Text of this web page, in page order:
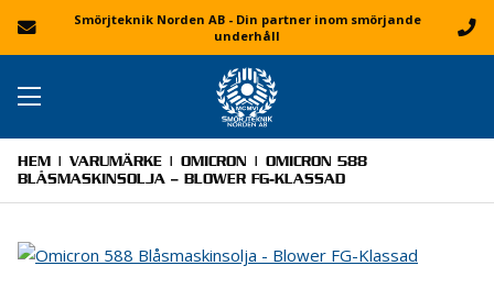
Smörjteknik Norden AB - Din partner inom smörjande
underhåll
HEM | VARUMÄRKE | OMICRON | OMICRON 588
BLÅSMASKINSOLJA – BLOWER FG-KLASSAD